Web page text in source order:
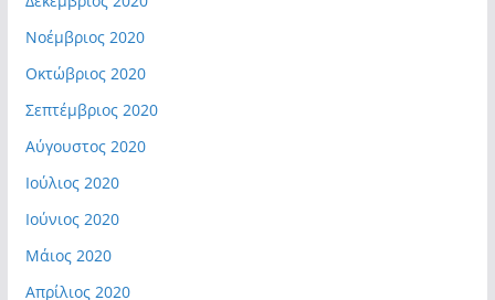
Νοέμβριος 2020
Οκτώβριος 2020
Σεπτέμβριος 2020
Αύγουστος 2020
Ιούλιος 2020
Ιούνιος 2020
Μάιος 2020
Απρίλιος 2020